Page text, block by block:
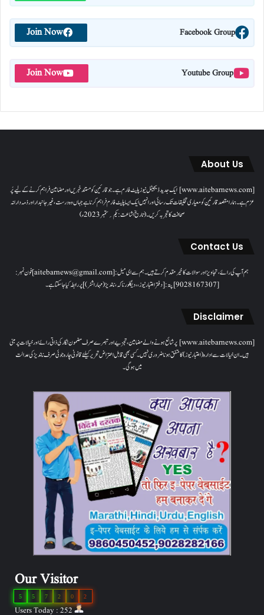
Facebook Group
Join Now
Youtube Group
Join Now
About Us
[www.aitebarnews.com] ایک جدید ڈیجیٹل نیوز پلیٹ فارم ہے۔ جو قارئین کو مستند خبریں اور مضامین فراہم کرنے کے لیے پُر
عزم ہے۔ ہمارا مقصدقارئین کو معیاری تخلیقات تک رسائی اور انہیں ایک ایسا پلیٹ فارم فراہم کرنا ہے جہاں وہ درست، غیر جانبدار اور ذمہ دارانہ
صحافت کا تجربہ کریں۔( تاریخ اشاعت : یکم؍ ستمبر 2023ء)
Contact Us
ہم آپ کی رائے، تجاویز اور سوالات کا خیرمقدم کرتے ہیں۔ ہم سےای میل: [aitebarnews@gmail.com]فون نمبر:
[9028167307]پتہ: [دفتر اعتبار نیوز، ، دیگلور ناکہ، ناندیڑ(مہاراشٹر) ] پر رابطہ کیا جاسکتا ہے۔
Disclaimer
[www.aitebarnews.com] پر شائع ہونے والے مضامین، تجزیے اور تبصرے صرف مضمون نگار کی ذاتی رائے اور خیالات پر مبنی
ہیں۔ ان خیالات سے ادارہ (اعتبار نیوز) کا متفق ہونا ضروری نہیں۔ کسی بھی قابل اعتراض تحریر کیلئے قانونی چارہ جوئی صرف ناندیڑ کی عدالت
میں ہوگی۔
Our Visitor
2
0
2
7
5
5